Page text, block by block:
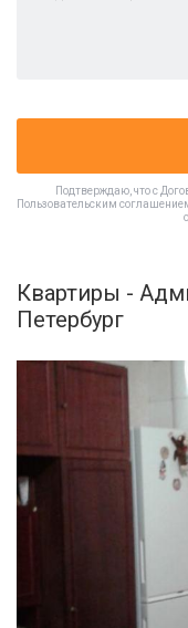
Подтверждаю, что с
Пользовательским
Квартиры -
Петербург